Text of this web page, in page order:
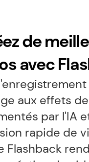
de
avec
aux effets
par l'IA
rapide de
Flashback